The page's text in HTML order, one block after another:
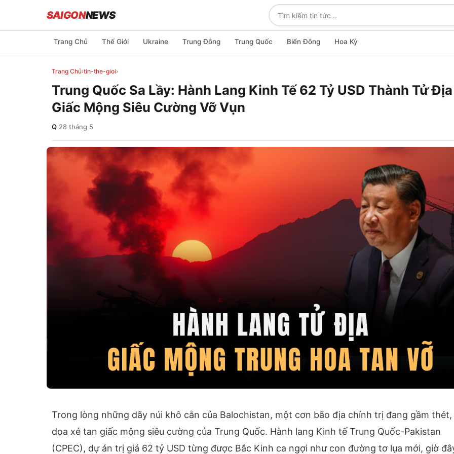
SAIGONNEWS
Trang Chủ Thế Giới Ukraine Trung Đông Trung Quốc Biển Đông Hoa Kỳ
Trang Chủ›tin-the-gioi›
Trung Quốc Sa Lầy: Hành Lang Kinh Tế 62 Tỷ USD Thành Tử Địa
Giấc Mộng Siêu Cường Vỡ Vụn
Q·28 tháng 5
Trong lòng những dãy núi khô cằn của Balochistan, một cơn bão địa chính trị đang gầm thét,
dọa xé tan giấc mộng siêu cường của Trung Quốc. Hành lang Kinh tế Trung Quốc-Pakistan
(CPEC), dự án trị giá 62 tỷ USD từng được Bắc Kinh ca ngợi như con đường tơ lụa mới, giờ